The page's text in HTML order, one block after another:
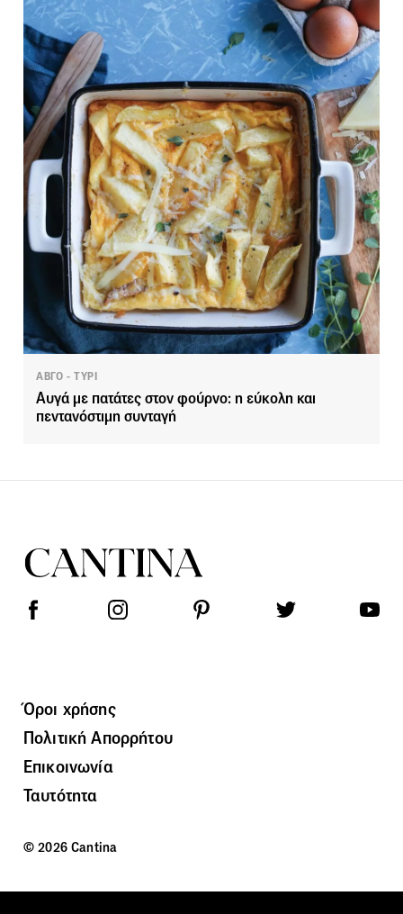
ΑΒΓΟ - ΤΥΡΙ
Αυγά με πατάτες στον φούρνο: η εύκολη και
πεντανόστιμη συνταγή
Όροι χρήσης
Πολιτική Απορρήτου
Επικοινωνία
Ταυτότητα
© 2026 Cantina